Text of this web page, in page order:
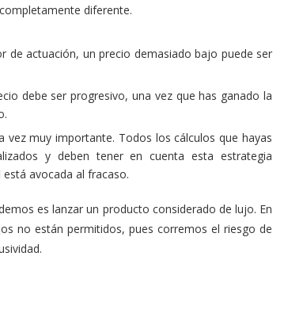
diferente.
de actuación, un precio demasiado bajo puede ser
debe ser progresivo, una vez que has ganado la
vez muy importante. Todos los cálculos que hayas
y deben tener en cuenta esta estrategia
avocada al fracaso.
es lanzar un producto considerado de lujo. En
no están permitidos, pues corremos el riesgo de